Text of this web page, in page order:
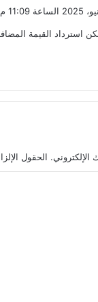
استرداد القيمة
الحقول